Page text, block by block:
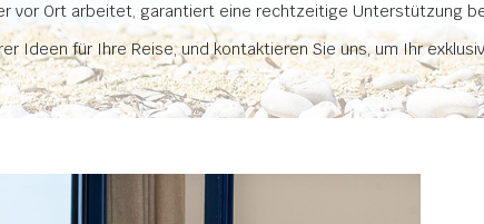
vor Ort arbeitet, garantiert eine rechtzeitige Unterstützung
Ideen für Ihre Reise, und kontaktieren Sie uns, um Ihr